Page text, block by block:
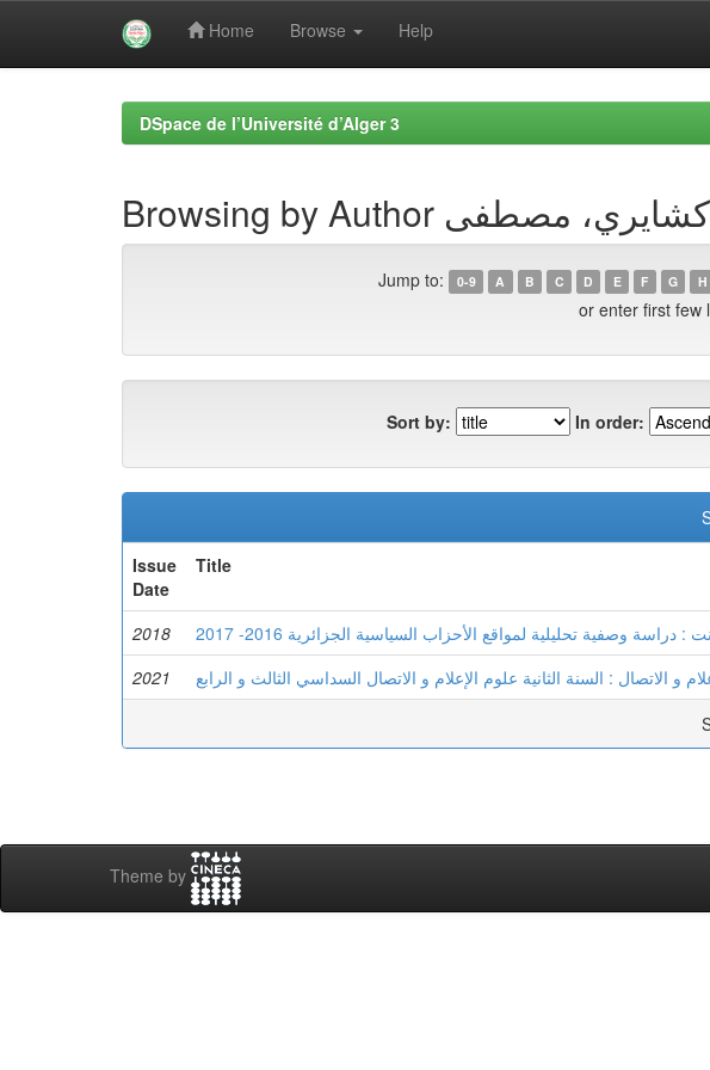
Home Browse Help
DSpace de l’Université d’Alger 3
Browsing by Author كشايري، مصطفى
Jump to: 0-9 A B C D E F G H
or enter first few
Sort by: In order:
Issue
Date
Title
2018 وصفية تحليلية لمواقع الأحزاب السياسية الجزائرية 2016- 2017
2021
و الاتصال : السنة الثانية علوم الإعلام و الاتصال السداسي الثالث و الرابع
Theme by